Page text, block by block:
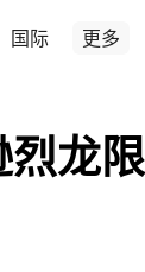
国际 更多
龙